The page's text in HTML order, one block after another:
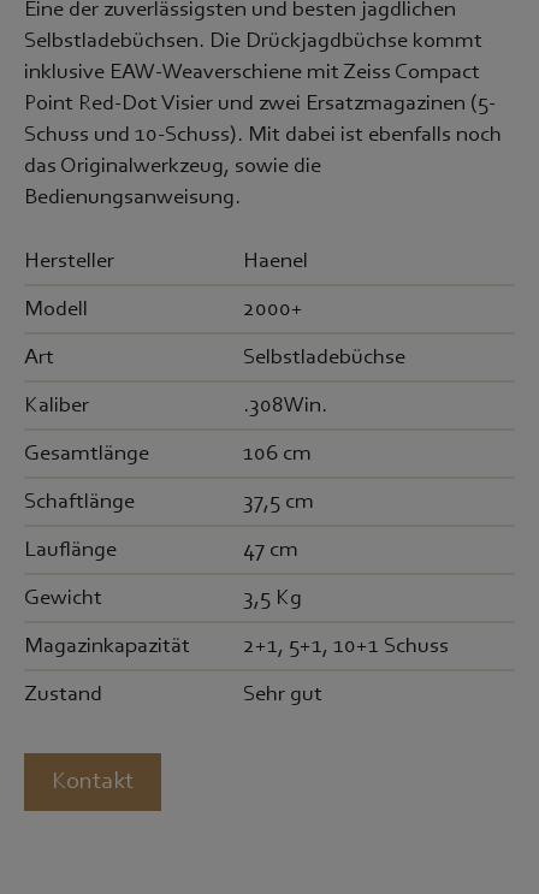
Eine der zuverlässigsten und besten jagdlichen
Selbstladebüchsen. Die Drückjagdbüchse kommt
inklusive EAW-Weaverschiene mit Zeiss Compact
Point Red-Dot Visier und zwei Ersatzmagazinen (5-
Schuss und 10-Schuss). Mit dabei ist ebenfalls noch
das Originalwerkzeug, sowie die
Bedienungsanweisung.
Hersteller Haenel
Modell 2000+
Art Selbstladebüchse
Kaliber .308Win.
Gesamtlänge 106 cm
Schaftlänge 37,5 cm
Lauflänge 47 cm
Gewicht 3,5 Kg
Magazinkapazität 2+1, 5+1, 10+1 Schuss
Zustand Sehr gut
Kontakt